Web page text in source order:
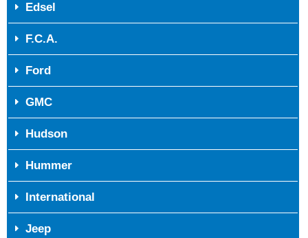
Edsel
F.C.A.
Ford
GMC
Hudson
Hummer
International
Jeep